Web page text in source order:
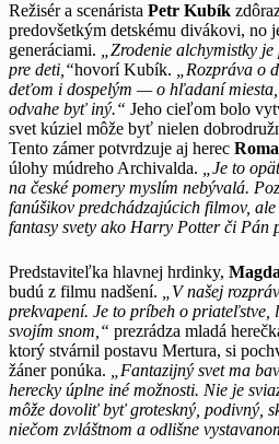
Režisér a scenárista Petr Kubík
predovšetkým detskému divákovi, no
generáciami.
„Zrodenie alchymistky
pre deti,“hovorí Kubík.
„Rozpráva o
deťom i dospelým — o hľadaní
odvahe byť iný.“ Jeho cieľom bolo
svet kúziel môže byť nielen
Tento zámer potvrdzuje aj herec
úlohy múdreho Archivalda.
„Je to
na české pomery myslím nebývalá.
fanúšikov predchádzajúcich filmov,
fantasy svety ako Harry Potter či Pán
Predstaviteľka hlavnej hrdinky,
budú z filmu nadšení.
„V našej
prekvapení. Je to príbeh o priateľstve,
svojím snom,“ prezrádza mladá
ktorý stvárnil postavu Mertura, si
žáner ponúka.
„Fantazijný svet ma
herecky úplne iné možnosti. Nie je
môže dovoliť byť groteskný, podivný,
niečom zvláštnom a odlišne